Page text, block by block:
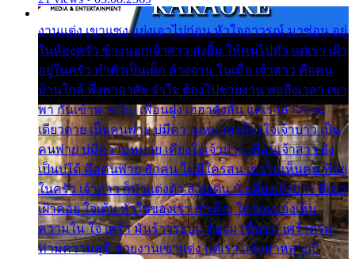
งานแต่ง เขาแซง แย่งเอาไปก่อน หัวใจอาวรณ์ มาซ่อน อยู่
ในห้องครัว ข้างนอกเจ้าสาว ส่งยิ้ม ให้คนไปทั่ว แต่เรา เฝ้า
อยู่ในครัว ทำตัวเป็นเด็ก ล้างจาน ในเมื่อ เจ้าสาว คือคน
บ้านใกล้ พึ่งพาอาศัย จำใจ ต้องไปช่วยงาน พอถึงเวลา เขา
พา กันเข้าพาขวัญ เพื่อนฝูง เฮฮาดังลั่น แต่เราล้างจาน
เดียวดาย เป็นคนพ่าย บ่มีความหมาย เคียงใจเจ้าบ่าว เป็น
คนพ่าย บ่มีความหมาย เคียงใจเจ้าบ่าว เพื่อนเจ้าสาว ยัง
เป็นบ่ได้ คือคนพ่าย ฮักคน ไม่มีใครสน เขาไม่เห็นคน ที่อยู่
ในครัว เจ้าสาว ก็มัวแต่งตัว สวยเด่น นั่งเคียงเจ้าบ่าว ที่เขา
เฝ้าคอย ใจเต้น หัวใจของเรา ลำเค็ญ ใครจะมองเห็น
ความใน ใจ เศร้า มันร้าวระบม ต้องมาขื่นขม เศร้าตรม
ท่ามความสุขี ช่วยงานเขาแต่ง แต่เรา แล้งมาหลายปี